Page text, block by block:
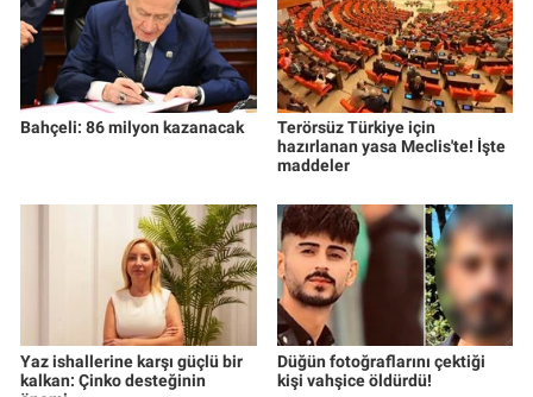
Bahçeli: 86 milyon kazanacak
Terörsüz Türkiye için
hazırlanan yasa Meclis'te! İşte
maddeler
Yaz ishallerine karşı güçlü bir
kalkan: Çinko desteğinin
Düğün fotoğraflarını çektiği
kişi vahşice öldürdü!